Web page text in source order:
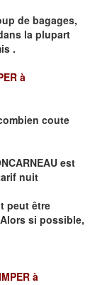
de bagages,
la plupart
.
à
coute
est
nuit
peut être
si possible,
à